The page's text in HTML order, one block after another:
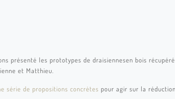
présenté les prototypes de draisiennesen bois
et Matthieu.
série de propositions concrètes pour agir sur la